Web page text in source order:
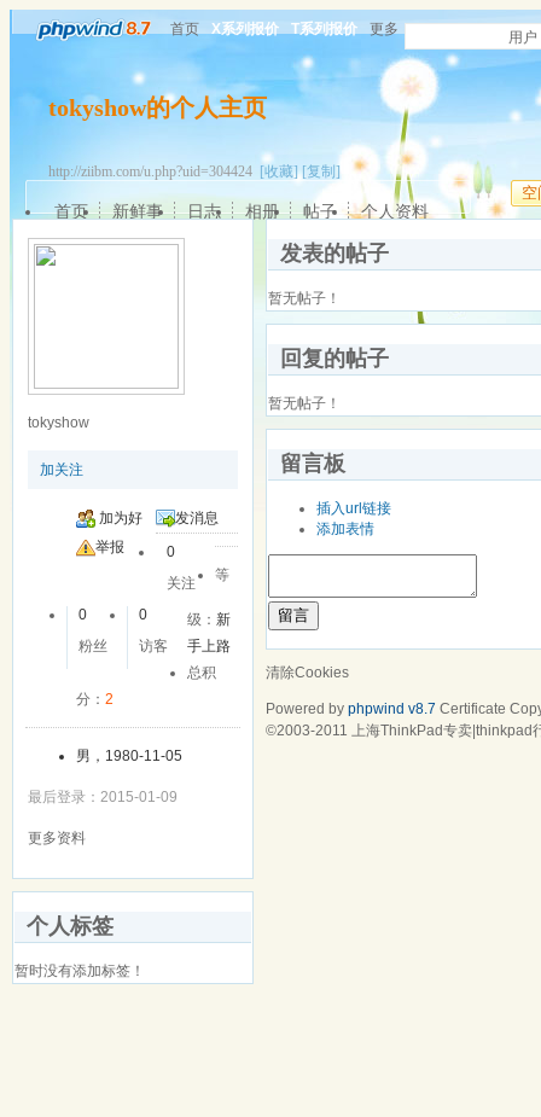
首页 X系列报价 T系列报价 更多 用户
tokyshow的个人主页
http://ziibm.com/u.php?uid=304424 [收藏] [复制]
空
首页 新鲜事 日志 相册 帖子 个人资料
tokyshow
加关注
加为好
友
发消息
举报
0
关注
0
粉丝
0
访客
等
级：新
手上路
总积
分： 2
男，1980-11-05
最后登录：2015-01-09
更多资料
个人标签
暂时没有添加标签！
发表的帖子
暂无帖子！
回复的帖子
暂无帖子！
留言板
插入url链接
添加表情
留言
清除Cookies
Powered by phpwind v8.7 Certificate
©2003-2011
上海ThinkPad专卖